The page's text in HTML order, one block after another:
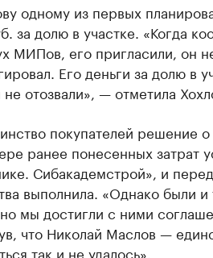
одному из первых
за долю в участке. «Когда
МИПов, его пригласили, он
Его деньги за долю в
отозвали», — отметила
покупателей решение о
ранее понесенных затрат
Сибакадемстрой», и
выполнила. «Однако были и
мы достигли с ними
что Николай Маслов —
так и не удалось».